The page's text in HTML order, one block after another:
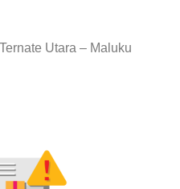
Utara – Maluku